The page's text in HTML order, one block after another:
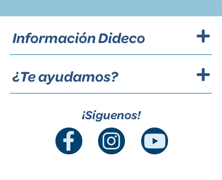
Información Dideco
¿Te ayudamos?
¡Síguenos!